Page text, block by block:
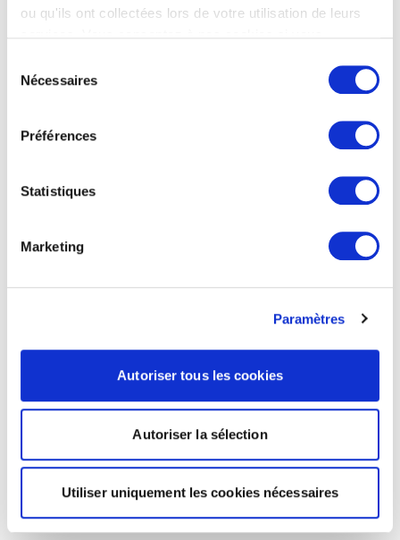
ou qu'ils ont collectées lors de votre utilisation de leurs
Nécessaires
Préférences
Statistiques
Marketing
Paramètres
Autoriser tous les cookies
Autoriser la sélection
Utiliser uniquement les cookies nécessaires